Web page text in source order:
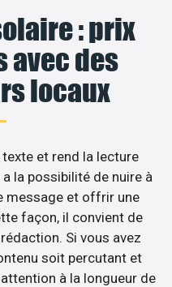
: prix
avec des
locaux
et rend la lecture
la possibilité de nuire à
message et offrir une
façon, il convient de
Si vous avez
soit percutant et
à la longueur de